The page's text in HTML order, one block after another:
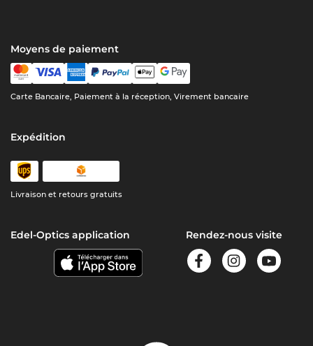
Moyens de paiement
Carte Bancaire, Paiement à la réception, Virement bancaire
Expédition
Livraison et retours gratuits
Edel-Optics application Rendez-nous visite